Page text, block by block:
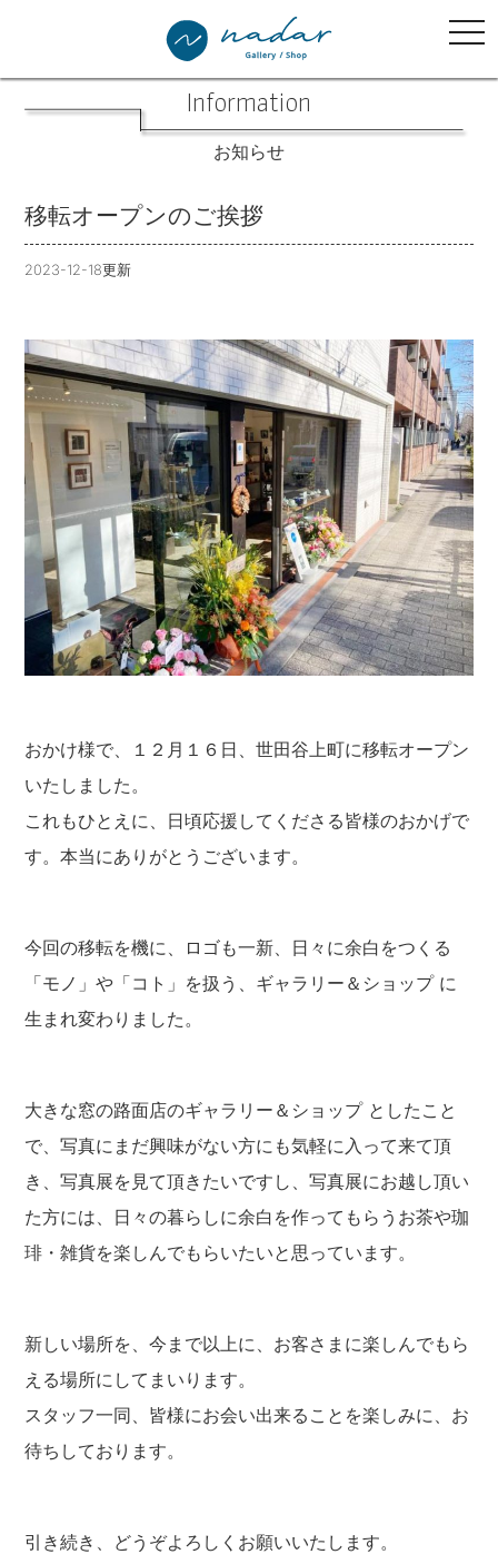
Information
お知らせ
移転オープンのご挨拶
2023-12-18更新
おかけ様で、１２月１６日、世田谷上町に移転オープン
いたしました。
これもひとえに、日頃応援してくださる皆様のおかげで
す。本当にありがとうございます。
今回の移転を機に、ロゴも一新、日々に余白をつくる
「モノ」や「コト」を扱う、ギャラリー＆ショップ に
生まれ変わりました。
大きな窓の路面店のギャラリー＆ショップ としたこと
で、写真にまだ興味がない方にも気軽に入って来て頂
き、写真展を見て頂きたいですし、写真展にお越し頂い
た方には、日々の暮らしに余白を作ってもらうお茶や珈
琲・雑貨を楽しんでもらいたいと思っています。
新しい場所を、今まで以上に、お客さまに楽しんでもら
える場所にしてまいります。
スタッフ一同、皆様にお会い出来ることを楽しみに、お
待ちしております。
引き続き、どうぞよろしくお願いいたします。